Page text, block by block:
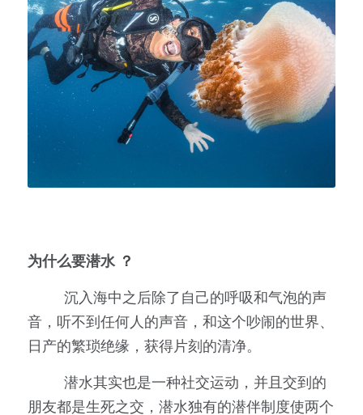
为什么要潜水 ？
音，听不到任何人的声音，和这个吵闹的世界、
日产的繁琐绝缘，获得片刻的清净。
朋友都是生死之交，潜水独有的潜伴制度使两个